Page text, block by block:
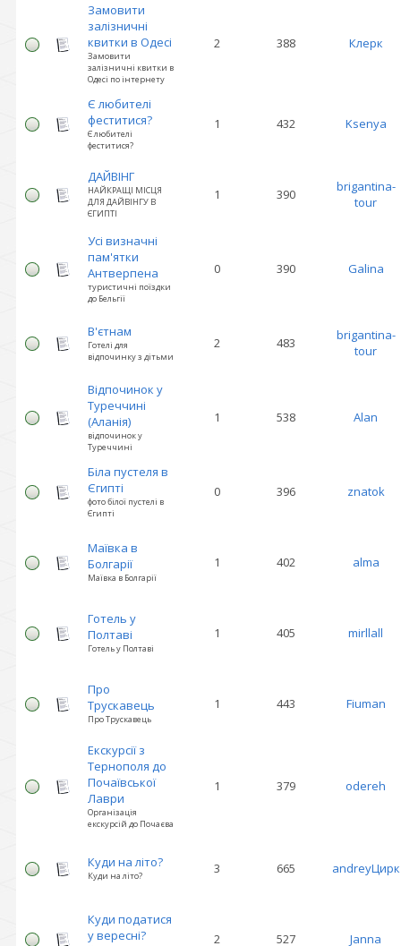
Замовити
залізничні
квитки в Одесі
Замовити
залізничні квитки в
Одесі по інтернету
2 388 Клерк
Є любителі
феститися?
Є любителі
феститися?
1 432 Ksenya
ДАЙВІНГ
НАЙКРАЩІ МІСЦЯ
ДЛЯ ДАЙВІНГУ В
ЄГИПТІ
1 390
brigantina-
tour
Усі визначні
пам'ятки
Антверпена
туристичні поїздки
до Бельгії
0 390 Galina
В'єтнам
Готелі для
відпочинку з дітьми
2 483
brigantina-
tour
Відпочинок у
Туреччині
(Аланія)
відпочинок у
Туреччині
1 538 Alan
Біла пустеля в
Єгипті
фото білої пустелі в
Єгипті
0 396 znatok
Маївка в
Болгарії
Маївка в Болгарії
1 402 alma
Готель у
Полтаві
Готель у Полтаві
1 405 mirllall
Про
Трускавець
Про Трускавець
1 443 Fiuman
Екскурсії з
Тернополя до
Почаївської
Лаври
Організація
екскурсій до Почаєва
1 379 odereh
Куди на літо?
Куди на літо? 3 665 andreyЦирк
Куди податися
у вересні?
2 527 Janna